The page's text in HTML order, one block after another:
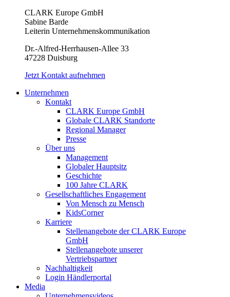
CLARK Europe GmbH
Sabine Barde
Leiterin Unternehmenskommunikation
Dr.-Alfred-Herrhausen-Allee 33
47228 Duisburg
Jetzt Kontakt aufnehmen
Unternehmen
Kontakt
CLARK Europe GmbH
Globale CLARK Standorte
Regional Manager
Presse
Über uns
Management
Globaler Hauptsitz
Geschichte
100 Jahre CLARK
Gesellschaftliches Engagement
Von Mensch zu Mensch
KidsCorner
Karriere
Stellenangebote der CLARK Europe
GmbH
Stellenangebote unserer
Vertriebspartner
Nachhaltigkeit
Login Händlerportal
Media